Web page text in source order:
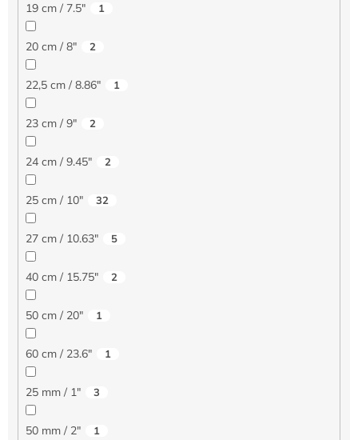
19 cm / 7.5" 1
20 cm / 8" 2
22,5 cm / 8.86" 1
23 cm / 9" 2
24 cm / 9.45" 2
25 cm / 10" 32
27 cm / 10.63" 5
40 cm / 15.75" 2
50 cm / 20" 1
60 cm / 23.6" 1
25 mm / 1" 3
50 mm / 2" 1